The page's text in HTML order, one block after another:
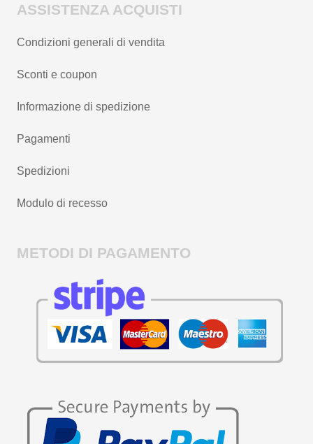
ASSISTENZA ACQUISTI
Condizioni generali di vendita
Sconti e coupon
Informazione di spedizione
Pagamenti
Spedizioni
Modulo di recesso
METODI DI PAGAMENTO